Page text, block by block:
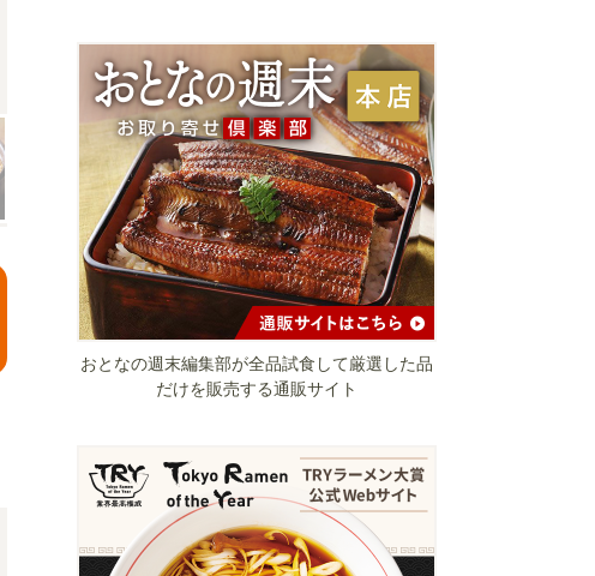
おとなの週末編集部が全品試食して厳選した品
だけを販売する通販サイト